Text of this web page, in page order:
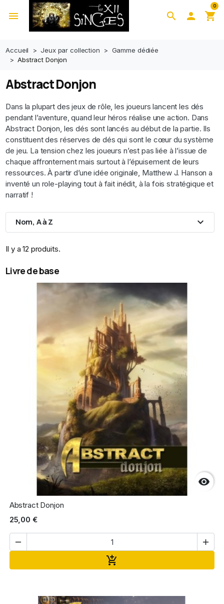
search
menu  shopping_cart
0
Accueil Jeux par collection
Gamme dédiée
Abstract Donjon
Abstract Donjon
Dans la plupart des jeux de rôle, les joueurs lancent les dés
pendant l’aventure, quand leur héros réalise une action. Dans
Abstract Donjon, les dés sont lancés au début de la partie. Ils
constituent des réserves de dés qui sont le cœur du système
de jeu. La tension chez les joueurs n’est pas liée à l’issue de
chaque affrontement mais surtout à l’épuisement de leurs
ressources. À partir d’une idée originale, Matthew J. Hanson a
inventé un role-playing tout à fait inédit, à la fois stratégique et
narratif !
Il y a 12 produits.
Nom, A à Z expand_more
Livre de base

Abstract Donjon
25,00 €
 
